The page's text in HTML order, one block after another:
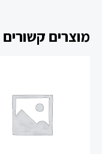
מוצרים קשורים